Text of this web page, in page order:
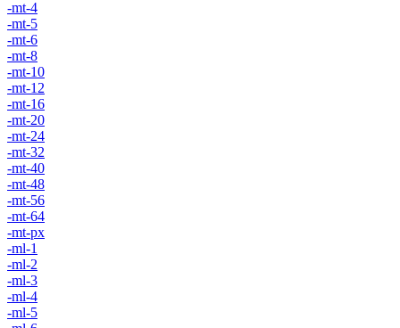
-mt-4
-mt-5
-mt-6
-mt-8
-mt-10
-mt-12
-mt-16
-mt-20
-mt-24
-mt-32
-mt-40
-mt-48
-mt-56
-mt-64
-mt-px
-ml-1
-ml-2
-ml-3
-ml-4
-ml-5